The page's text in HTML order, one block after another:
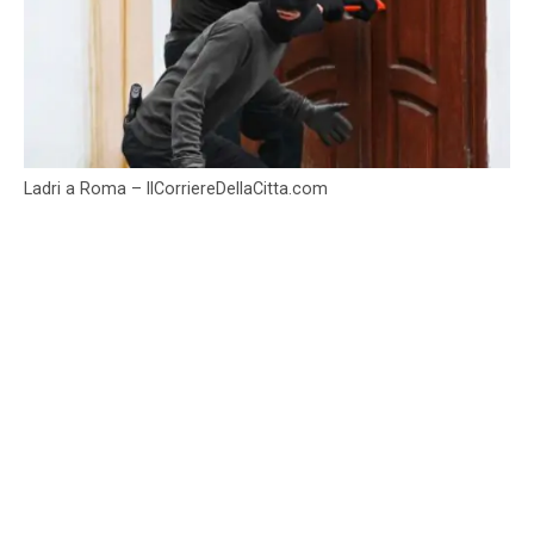
Ladri a Roma – IlCorriereDellaCitta.com